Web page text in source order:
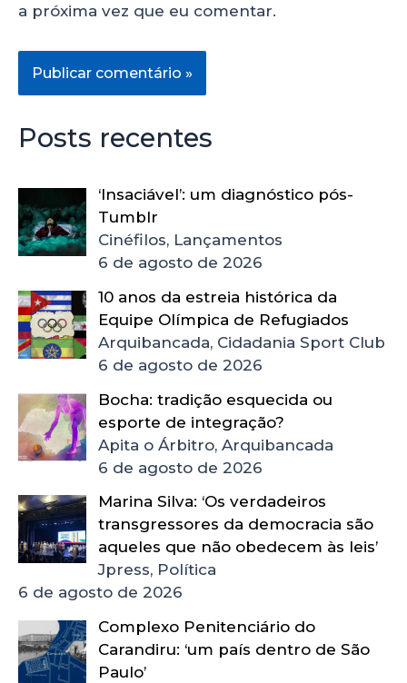
a próxima vez que eu comentar.
Posts recentes
‘Insaciável’: um diagnóstico pós-
Tumblr
Cinéfilos, Lançamentos
6 de agosto de 2026
10 anos da estreia histórica da
Equipe Olímpica de Refugiados
Arquibancada, Cidadania Sport Club
6 de agosto de 2026
Bocha: tradição esquecida ou
esporte de integração?
Apita o Árbitro, Arquibancada
6 de agosto de 2026
Marina Silva: ‘Os verdadeiros
transgressores da democracia são
aqueles que não obedecem às leis’
Jpress, Política
6 de agosto de 2026
Complexo Penitenciário do
Carandiru: ‘um país dentro de São
Paulo’